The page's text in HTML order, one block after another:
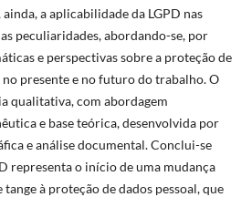
a aplicabilidade da LGPD nas
peculiaridades, abordando-se, por
e perspectivas sobre a proteção de
presente e no futuro do trabalho. O
qualitativa, com abordagem
e base teórica, desenvolvida por
e análise documental. Conclui-se
representa o início de uma mudança
à proteção de dados pessoal, que